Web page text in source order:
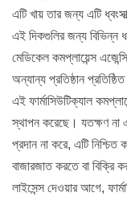
এটি খায় তার জন্য এটি
এই দিকগুলির জন্য বিভিন্ন
মেডিকেল কমপ্লায়েন্স
অন্যান্য প্রতিষ্ঠান
এই ফার্মাসিউটিক্যাল
স্থাপন করেছে। যতক্ষণ না
প্রদান না করে, এটি নিশ্চিত
বাজারজাত করতে বা বিক্রি
লাইসেন্স দেওয়ার আগে,